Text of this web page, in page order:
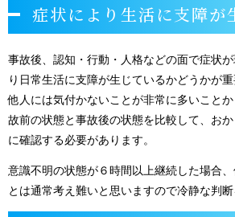
症状により生活に支障が
事故後、認知・行動・人格などの面で症状
り日常生活に支障が生じているかどうかが重
他人には気付かないことが非常に多いこと
故前の状態と事故後の状態を比較して、お
に確認する必要があります。
意識不明の状態が６時間以上継続した場合
とは通常考え難いと思いますので冷静な判断